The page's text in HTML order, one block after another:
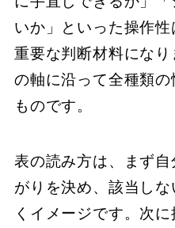
いか」といった操作
重要な判断材料にな
の軸に沿って全種類
ものです。
表の読み方は、まず
がりを決め、該当し
くイメージです。次